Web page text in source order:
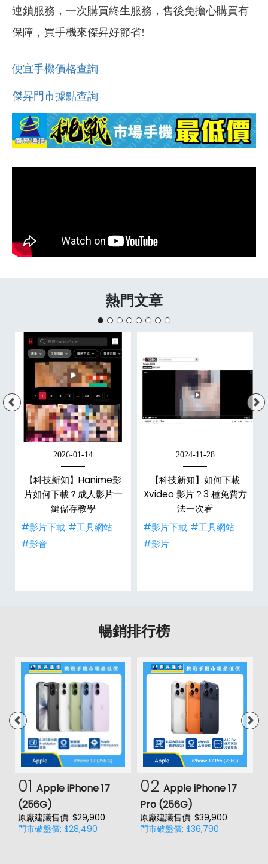
連鎖服務，一次購買終生服務，售後免擔心購買有
保障，買手機來傑昇好節省!
便宜手機價格查詢
傑昇門市據點查詢
熱門文章
2026-01-14
【科技新知】Hanime影
片如何下載？成人影片一
鍵儲存教學
#影片下載 #工具網站
#影音
2024-11-28
【科技新知】如何下載
Xvideo 影片？3 種免費方
法一次看
#影片下載 #工具網站
#影片
暢銷排行榜
01 Apple iPhone 17
(256G)
原廠建議售價: $29,900
門市破盤價: $28,490
02 Apple iPhone 17
Pro (256G)
原廠建議售價: $39,900
門市破盤價: $36,790